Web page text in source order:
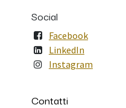
Social
Facebook
LinkedIn
Instagram
Contatti